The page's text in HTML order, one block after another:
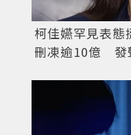
柯佳嬿罕見表態
刪凍逾10億 發